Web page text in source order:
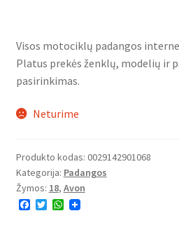
Visos motociklų padangos
Platus prekės ženklų, modelių ir
pasirinkimas.
Neturime
Produkto kodas: 0029142901068
Kategorija: Padangos
Žymos: 18, Avon
F
T
W